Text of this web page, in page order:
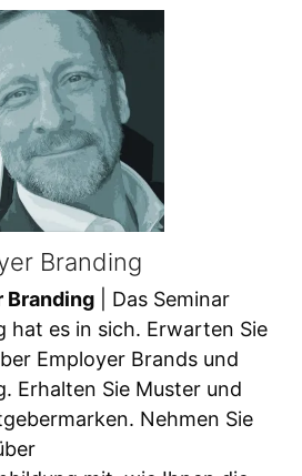
Branding
Branding | Das Seminar
hat es in sich. Erwarten Sie
Employer Brands und
Erhalten Sie Muster und
Nehmen Sie